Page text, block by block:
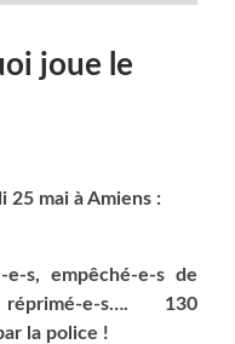
joue le
25 mai à Amiens :
e-s, empêché-e-s de
e-s…. 130
la police !